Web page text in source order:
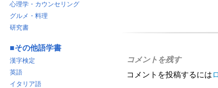
コメントを残す
コメントを投稿するには
心理学・カウンセリング
グルメ・料理
研究書
■その他語学書
漢字検定
英語
イタリア語